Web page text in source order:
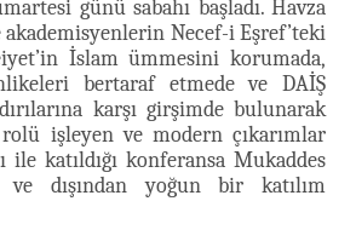
günü sabahı başladı. Havza
akademisyenlerin Necef-i Eşref’teki
İslam ümmesini korumada,
bertaraf etmede ve DAİŞ
karşı girşimde bulunarak
işleyen ve modern çıkarımlar
ile katıldığı konferansa Mukaddes
dışından yoğun bir katılım